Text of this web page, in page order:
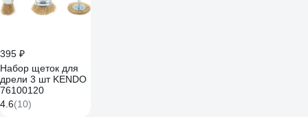
395 ₽
Набор щеток для
дрели 3 шт KENDO
76100120
4.6(10)